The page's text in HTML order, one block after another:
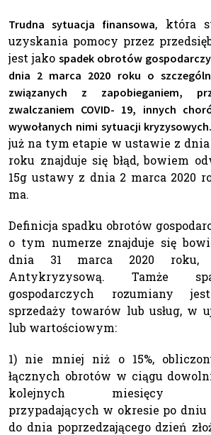
Trudna sytuacja finansowa, która
uzyskania pomocy przez
jest jako spadek obrotów
dnia 2 marca 2020 roku o
związanych z zapobieganiem,
zwalczaniem COVID- 19, innych
wywołanych nimi sytuacji kryzysowych.
już na tym etapie w ustawie z
roku znajduje się błąd, bowiem
15g ustawy z dnia 2 marca 2020
ma.
Definicja spadku obrotów
o tym numerze znajduje się
dnia 31 marca 2020 roku,
Antykryzysową. Tamże
gospodarczych rozumiany
sprzedaży towarów lub usług, w
lub wartościowym:
1) nie mniej niż o 15%,
łącznych obrotów w ciągu
kolejnych miesięcy
przypadających w okresie po dniu
do dnia poprzedzającego dzień